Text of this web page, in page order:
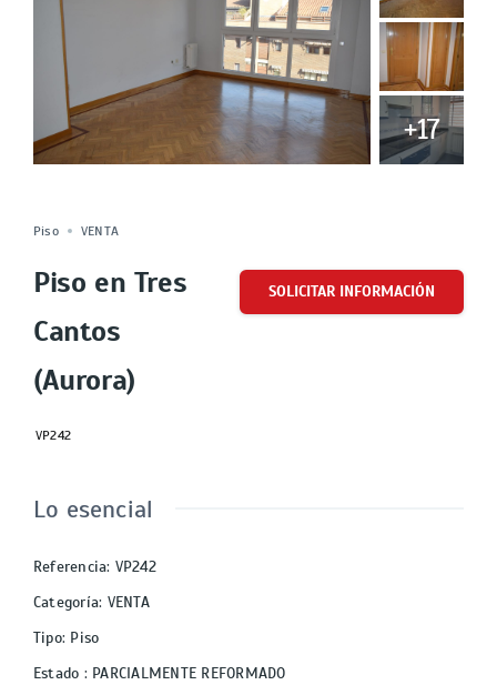
+17
Piso VENTA
Piso en Tres
Cantos
(Aurora)
VP242
SOLICITAR INFORMACIÓN
Lo esencial
Referencia: VP242
Categoría: VENTA
Tipo: Piso
Estado : PARCIALMENTE REFORMADO